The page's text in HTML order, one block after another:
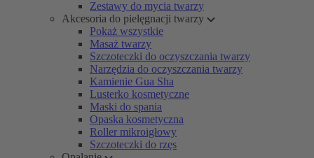
Zestawy do mycia twarzy
Akcesoria do pielęgnacji twarzy
Pokaż wszystkie
Masaż twarzy
Szczoteczki do oczyszczania twarzy
Narzędzia do oczyszczania twarzy
Kamienie Gua Sha
Lusterko kosmetyczne
Maski do spania
Opaska kosmetyczna
Roller mikroigłowy
Szczoteczki do rzęs